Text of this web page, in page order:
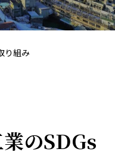
り組み
のSDGs